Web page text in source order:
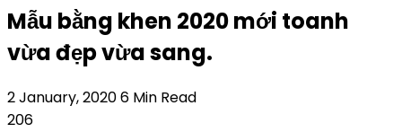
Mẫu bằng khen 2020 mới toanh
vừa đẹp vừa sang.
2 January, 20206 Min Read
206